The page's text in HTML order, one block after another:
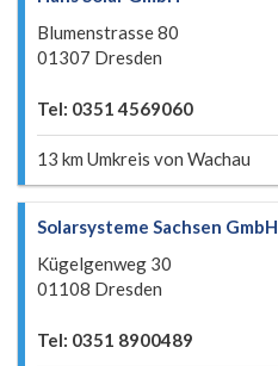
Blumenstrasse 80
01307 Dresden
Tel: 0351 4569060
13 km Umkreis von Wachau
Solarsysteme Sachsen GmbH
Kügelgenweg 30
01108 Dresden
Tel: 0351 8900489